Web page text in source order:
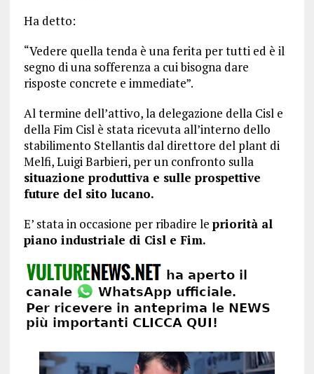
Ha detto:
“Vedere quella tenda è una ferita per tutti ed è il
segno di una sofferenza a cui bisogna dare
risposte concrete e immediate”.
Al termine dell’attivo, la delegazione della Cisl e
della Fim Cisl è stata ricevuta all’interno dello
stabilimento Stellantis dal direttore del plant di
Melfi, Luigi Barbieri, per un confronto sulla
situazione produttiva e sulle prospettive
future del sito lucano.
E’ stata in occasione per ribadire le priorità al
piano industriale di Cisl e Fim.